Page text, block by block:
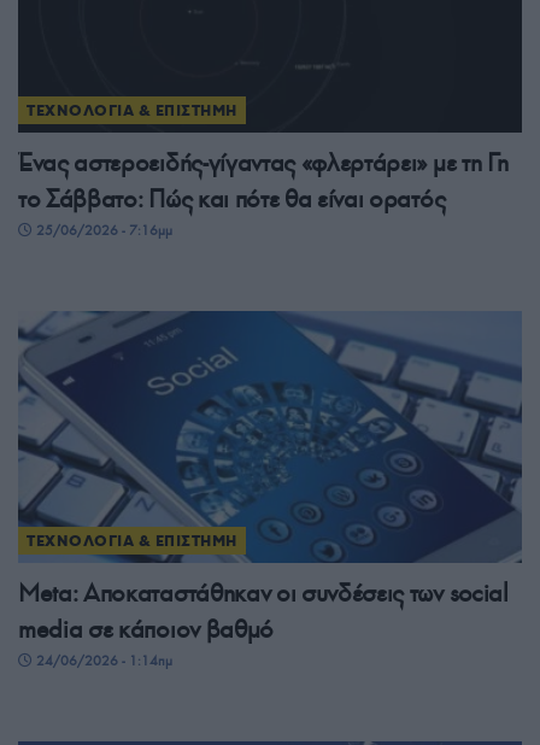
ΤΕΧΝΟΛΟΓΙΑ & ΕΠΙΣΤΗΜΗ
Ένας αστεροειδής-γίγαντας «φλερτάρει» με τη Γη
το Σάββατο: Πώς και πότε θα είναι ορατός
25/06/2026 - 7:16μμ
ΤΕΧΝΟΛΟΓΙΑ & ΕΠΙΣΤΗΜΗ
Meta: Αποκαταστάθηκαν οι συνδέσεις των social
media σε κάποιον βαθμό
24/06/2026 - 1:14πμ